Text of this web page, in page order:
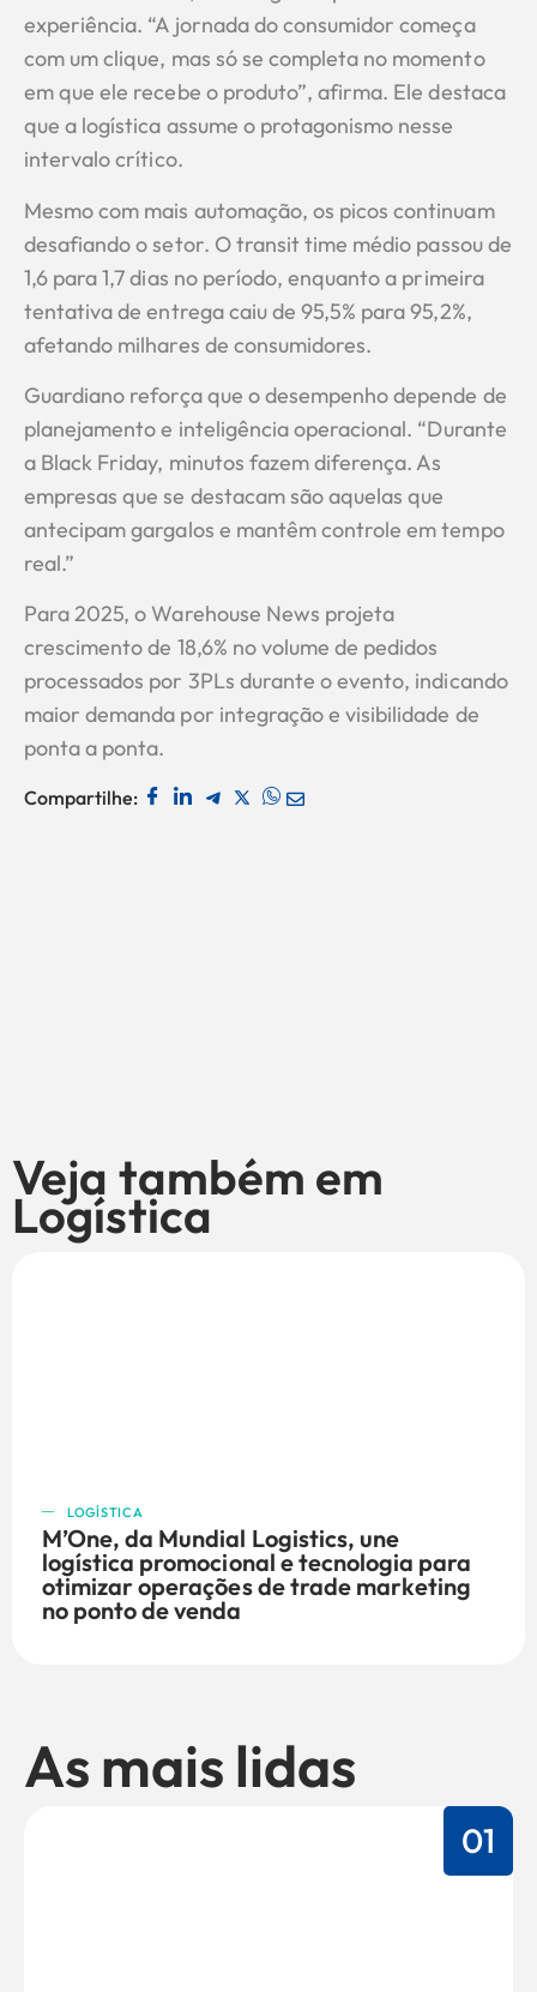
experiência. “A jornada do consumidor começa
com um clique, mas só se completa no momento
em que ele recebe o produto”, afirma. Ele destaca
que a logística assume o protagonismo nesse
intervalo crítico.
Mesmo com mais automação, os picos continuam
desafiando o setor. O transit time médio passou de
1,6 para 1,7 dias no período, enquanto a primeira
tentativa de entrega caiu de 95,5% para 95,2%,
afetando milhares de consumidores.
Guardiano reforça que o desempenho depende de
planejamento e inteligência operacional. “Durante
a Black Friday, minutos fazem diferença. As
empresas que se destacam são aquelas que
antecipam gargalos e mantêm controle em tempo
real.”
Para 2025, o Warehouse News projeta
crescimento de 18,6% no volume de pedidos
processados por 3PLs durante o evento, indicando
maior demanda por integração e visibilidade de
ponta a ponta.
Compartilhe:
Veja também em
Logística
LOGÍSTICA
M’One, da Mundial Logistics, une
logística promocional e tecnologia para
otimizar operações de trade marketing
no ponto de venda
As mais lidas
01